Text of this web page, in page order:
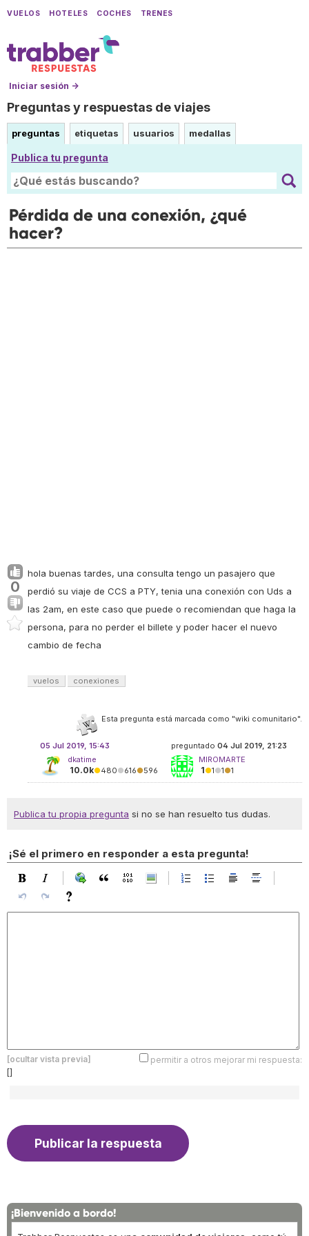
VUELOS HOTELES COCHES TRENES
Iniciar sesión →
Preguntas y respuestas de viajes
preguntas etiquetas usuarios medallas
Publica tu pregunta
Pérdida de una conexión, ¿qué
hacer?
0
hola buenas tardes, una consulta tengo un pasajero que
perdió su viaje de CCS a PTY, tenia una conexión con Uds a
las 2am, en este caso que puede o recomiendan que haga la
persona, para no perder el billete y poder hacer el nuevo
cambio de fecha
vuelos conexiones
Esta pregunta está marcada como "wiki comunitario".
preguntado 04 Jul 2019, 21:23
MIROMARTE
1●1●1●1
05 Jul 2019, 15:43
dkatime
10.0k●480●616●596
Publica tu propia pregunta si no se han resuelto tus dudas.
¡Sé el primero en responder a esta pregunta!
[ocultar vista previa]
permitir a otros mejorar mi respuesta:
[]
¡Bienvenido a bordo!